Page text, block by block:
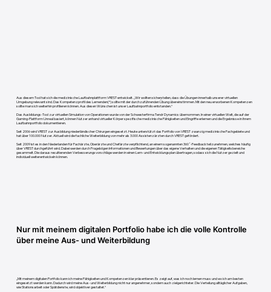
Aus diesem Tool hat sich die medizinische Laufbahnplattform VREST entwickelt. „Wir wollten sicherstellen, dass die Übungen innerhalb unserer virtuellen
Umgebung relevant sind. Das Kompetenzprofil des Lernenden(*) sollte mit der durchzuführenden Übung übereinstimmen. Mit den neu erworbenen Kompetenzen
sollte man sich weiterhin profilieren können. Aus diesen Wünschen ist unser Laufbahnportfolio entstanden.“
Das Ausbildungs-Tool zur virtuellen Simulation von Operationen wurde von der Schwesterfirma Tendr Dynamics übernommen. In einer virtuellen Welt, die auf der
Gaming-Plattform Unreal basiert, können Nutzer anhand virtueller Körper spezifische medizinische Fähigkeiten und Eingriffe erlernen und die Ergebnisse in ihrem
Laufbahnportfolio dokumentieren.
Seit 2006 wird VREST zur Ausbildung niederländischer Chirurgen eingesetzt. Heute unterstützt das Portfolio von VREST zwanzig medizinische Fachgebiete und
hat über 100.000 Nutzer. Aktuell wird die fachliche Weiterbildung von mehr als 3.000 Assistenzärzten durch VREST gefördert.
Seit 2009 ist es in den Niederlanden für Fachärzte, Oberärzte und Chefärzte verpflichtend, an einem sogenannten 360˚-Feedback teilzunehmen, welches häufig
über VREST durchgeführt wird. Dabei werden durch Fragebögen Informationen und Bewertungen über das eigene Verhalten und die eigenen Tätigkeitsbereiche
gesammelt. Die daraus resultierenden Verbesserungsvorschläge werden in einen Lern- und Entwicklungsplan übertragen, sodass sich die Nutzer gezielt und
individuell weiterentwickeln können.
Nur mit meinem digitalen Portfolio habe ich die volle Kontrolle
über meine Aus- und Weiterbildung
„Mit meinem digitalen Portfolio kann ich meine Fähigkeiten und Kompetenzen klar präsentieren. Es zeigt auf, was ich noch lernen muss und wo ich am besten
eingesetzt werden kann. Dadurch wird meine Aus- und Weiterbildung nicht nur angenehmer, sondern auch zielgerichteter. Die Verteilung alltäglicher Aufgaben,
wie Stationsarbeit oder Spätdienste, wird objektiver gestaltet.“